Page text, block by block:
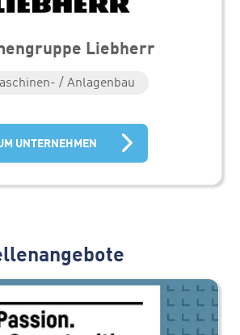
Liebherr
/ Anlagenbau
UNTERNEHMEN